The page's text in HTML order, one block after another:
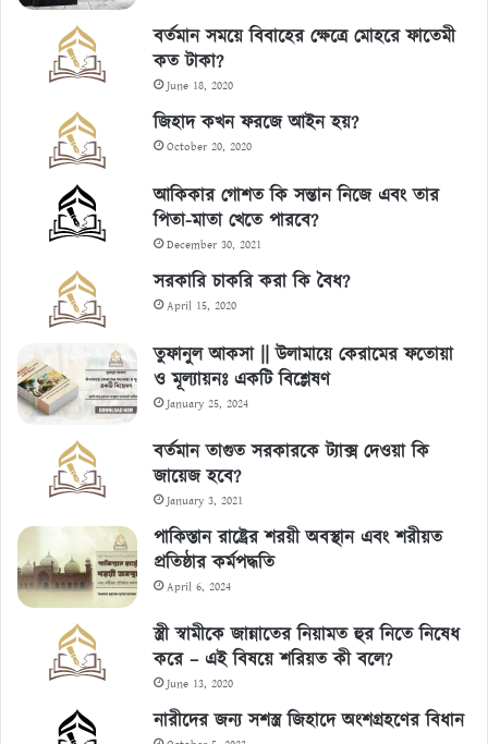
বর্তমান সময়ে বিবাহের ক্ষেত্রে মোহরে ফাতেমী
কত টাকা?
June 18, 2020
জিহাদ কখন ফরজে আইন হয়?
October 20, 2020
আকিকার গোশত কি সন্তান নিজে এবং তার
পিতা-মাতা খেতে পারবে?
December 30, 2021
সরকারি চাকরি করা কি বৈধ?
April 15, 2020
তুফানুল আকসা || উলামায়ে কেরামের ফতোয়া
ও মূল্যায়নঃ একটি বিশ্লেষণ
January 25, 2024
বর্তমান তাগুত সরকারকে ট্যাক্স দেওয়া কি
জায়েজ হবে?
January 3, 2021
পাকিস্তান রাষ্ট্রের শরয়ী অবস্থান এবং শরীয়ত
প্রতিষ্ঠার কর্মপদ্ধতি
April 6, 2024
স্ত্রী স্বামীকে জান্নাতের নিয়ামত হুর নিতে নিষেধ
করে – এই বিষয়ে শরিয়ত কী বলে?
June 13, 2020
নারীদের জন্য সশস্ত্র জিহাদে অংশগ্রহণের বিধান